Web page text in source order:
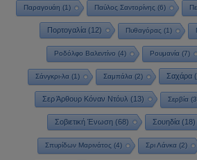
Παραγουάη (1) Παύλος Σαντορίνης (6)
Πορτογαλία (12) Πυθαγόρας (1)
Ροδόλφο Βαλεντίνο (4) Ρουμανία (7)
Σάνγκρι-λα (1) Σαμπάλα (2) Σαχάρα
Σερ Άρθουρ Κόναν Ντόυλ (13) Σερβία
Σοβιετική Ένωση(68) Σουηδία(18)
Σπυρίδων Μαρινάτος (4) Σρι Λάνκα (2)